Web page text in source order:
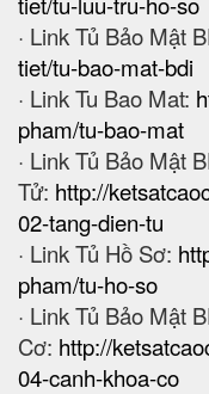
· Link Tủ Bảo Mật
tiet/tu-bao-mat-bdi
· Link Tu Bao Mat:
pham/tu-bao-mat
· Link Tủ Bảo Mật
Tử: http://
02-tang-dien-tu
· Link Tủ Hồ Sơ:
pham/tu-ho-so
· Link Tủ Bảo Mật
Cơ: http://
04-canh-khoa-co